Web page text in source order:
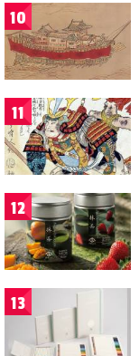
10
11
12
13